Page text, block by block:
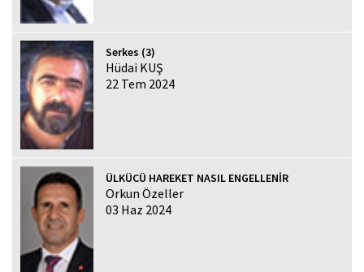
Serkes (3)
Hüdai KUŞ
22 Tem 2024
ÜLKÜCÜ HAREKET NASIL ENGELLENİR
Orkun Özeller
03 Haz 2024